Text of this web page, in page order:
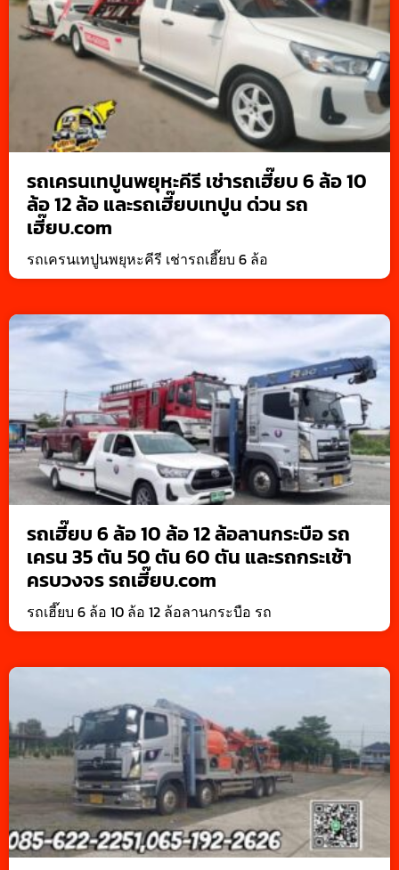
รถเครนเทปูนพยุหะคีรี เช่ารถเฮี๊ยบ 6 ล้อ 10
ล้อ 12 ล้อ และรถเฮี๊ยบเทปูน ด่วน รถ
เฮี๊ยบ.com
รถเครนเทปูนพยุหะคีรี เช่ารถเฮี๊ยบ 6 ล้อ
รถเฮี๊ยบ 6 ล้อ 10 ล้อ 12 ล้อลานกระบือ รถ
เครน 35 ตัน 50 ตัน 60 ตัน และรถกระเช้า
ครบวงจร รถเฮี๊ยบ.com
รถเฮี๊ยบ 6 ล้อ 10 ล้อ 12 ล้อลานกระบือ รถ